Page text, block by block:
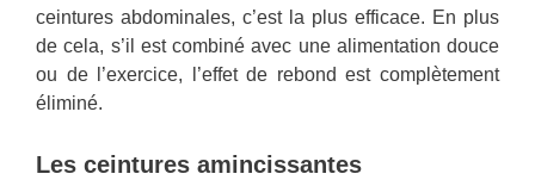
ceintures abdominales, c’est la plus efficace. En plus
de cela, s’il est combiné avec une alimentation douce
ou de l’exercice, l’effet de rebond est complètement
éliminé.
Les ceintures amincissantes